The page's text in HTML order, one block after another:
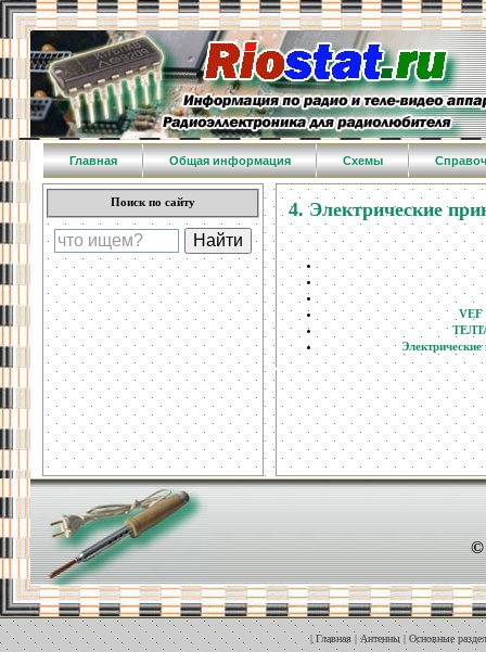
Главная Общая информация Схемы
Поиск по сайту
4. Электрические
VEF
| Главная | Антенны | Основные